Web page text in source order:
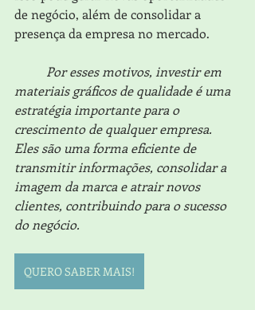
de negócio, além de consolidar a
presença da empresa no mercado.
Por esses motivos, investir em
materiais gráficos de qualidade é uma
estratégia importante para o
crescimento de qualquer empresa.
Eles são uma forma eficiente de
transmitir informações, consolidar a
imagem da marca e atrair novos
clientes, contribuindo para o sucesso
do negócio.
QUERO SABER MAIS!